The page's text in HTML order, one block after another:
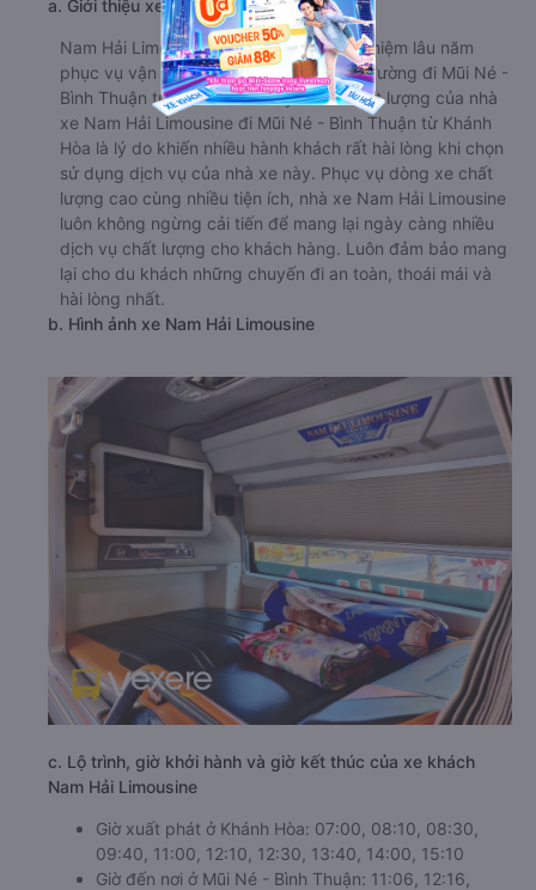
a. Giới thiệu xe Nam Hải Limousine
Nam Hải Limousine nổi tiếng với kinh nghiệm lâu năm
phục vụ vận tải hành khách trên tuyến đường đi Mũi Né -
Bình Thuận từ Khánh Hòa . Uy tín và chất lượng của nhà
xe Nam Hải Limousine đi Mũi Né - Bình Thuận từ Khánh
Hòa là lý do khiến nhiều hành khách rất hài lòng khi chọn
sử dụng dịch vụ của nhà xe này. Phục vụ dòng xe chất
lượng cao cùng nhiều tiện ích, nhà xe Nam Hải Limousine
luôn không ngừng cải tiến để mang lại ngày càng nhiều
dịch vụ chất lượng cho khách hàng. Luôn đảm bảo mang
lại cho du khách những chuyến đi an toàn, thoái mái và
hài lòng nhất.
b. Hình ảnh xe Nam Hải Limousine
c. Lộ trình, giờ khởi hành và giờ kết thúc của xe khách
Nam Hải Limousine
Giờ xuất phát ở Khánh Hòa: 07:00, 08:10, 08:30,
09:40, 11:00, 12:10, 12:30, 13:40, 14:00, 15:10
Giờ đến nơi ở Mũi Né - Bình Thuận: 11:06, 12:16,